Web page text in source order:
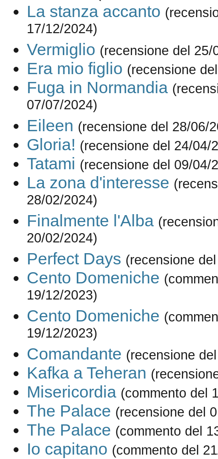
La stanza accanto
17/12/2024)
Vermiglio (recensione del 25/
Era mio figlio (recensione
Fuga in Normandia
07/07/2024)
Eileen (recensione del 28/06/
Gloria! (recensione del 24/04/
Tatami (recensione del 09/04/
La zona d'interesse
28/02/2024)
Finalmente l'Alba
20/02/2024)
Perfect Days (recensione
Cento Domeniche
19/12/2023)
Cento Domeniche
19/12/2023)
Comandante (recensione
Kafka a Teheran
Misericordia (commento del
The Palace (recensione del
The Palace (commento del
Io capitano (commento del